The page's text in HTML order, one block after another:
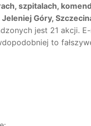
szpitalach,
Góry,
jest 21 akcji.
to